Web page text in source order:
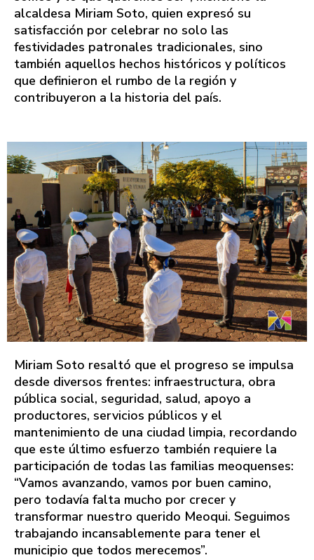
alcaldesa Miriam Soto, quien expresó su
satisfacción por celebrar no solo las
festividades patronales tradicionales, sino
también aquellos hechos históricos y políticos
que definieron el rumbo de la región y
contribuyeron a la historia del país.
Miriam Soto resaltó que el progreso se impulsa
desde diversos frentes: infraestructura, obra
pública social, seguridad, salud, apoyo a
productores, servicios públicos y el
mantenimiento de una ciudad limpia, recordando
que este último esfuerzo también requiere la
participación de todas las familias meoquenses:
“Vamos avanzando, vamos por buen camino,
pero todavía falta mucho por crecer y
transformar nuestro querido Meoqui. Seguimos
trabajando incansablemente para tener el
municipio que todos merecemos”.